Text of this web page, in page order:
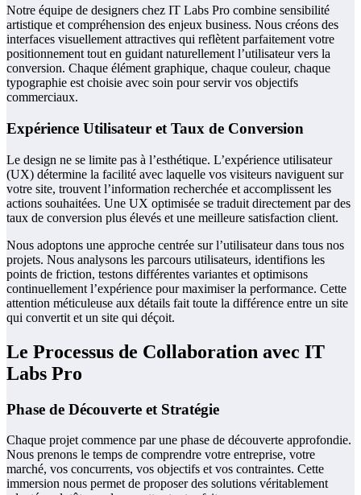
Notre équipe de designers chez IT Labs Pro combine sensibilité
artistique et compréhension des enjeux business. Nous créons des
interfaces visuellement attractives qui reflètent parfaitement votre
positionnement tout en guidant naturellement l’utilisateur vers la
conversion. Chaque élément graphique, chaque couleur, chaque
typographie est choisie avec soin pour servir vos objectifs
commerciaux.
Expérience Utilisateur et Taux de Conversion
Le design ne se limite pas à l’esthétique. L’expérience utilisateur
(UX) détermine la facilité avec laquelle vos visiteurs naviguent sur
votre site, trouvent l’information recherchée et accomplissent les
actions souhaitées. Une UX optimisée se traduit directement par des
taux de conversion plus élevés et une meilleure satisfaction client.
Nous adoptons une approche centrée sur l’utilisateur dans tous nos
projets. Nous analysons les parcours utilisateurs, identifions les
points de friction, testons différentes variantes et optimisons
continuellement l’expérience pour maximiser la performance. Cette
attention méticuleuse aux détails fait toute la différence entre un site
qui convertit et un site qui déçoit.
Le Processus de Collaboration avec IT
Labs Pro
Phase de Découverte et Stratégie
Chaque projet commence par une phase de découverte approfondie.
Nous prenons le temps de comprendre votre entreprise, votre
marché, vos concurrents, vos objectifs et vos contraintes. Cette
immersion nous permet de proposer des solutions véritablement